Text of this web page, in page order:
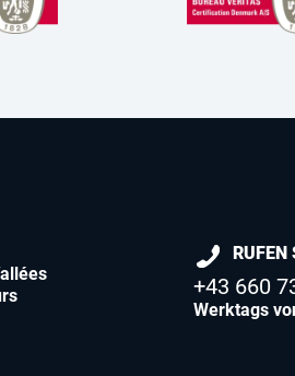
RUFEN
+43 660
Werktags